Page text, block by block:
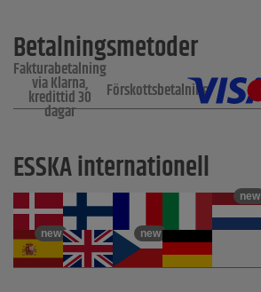
Betalningsmetoder
Fakturabetalning
via Klarna,
kredittid 30
dagar
Förskottsbetalning
ESSKA internationell
new
new new